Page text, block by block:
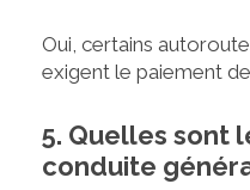
Oui, certains
exigent le paiement
5. Quelles sont
conduite